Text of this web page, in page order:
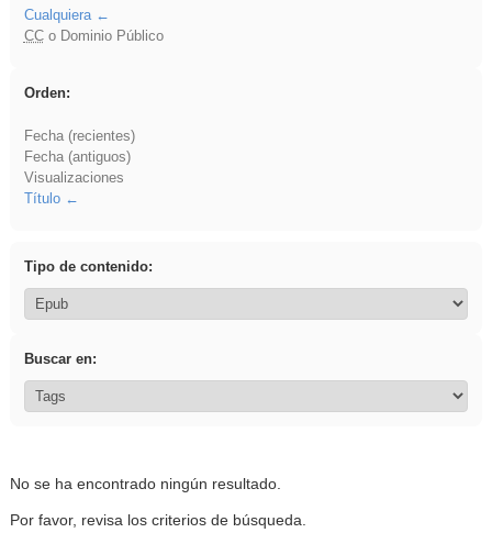
Cualquiera
CCo Dominio Público
Orden:
Fecha (recientes)
Fecha (antiguos)
Visualizaciones
Título
Tipo de contenido:
Buscar en:
No se ha encontrado ningún resultado.
Por favor, revisa los criterios de búsqueda.